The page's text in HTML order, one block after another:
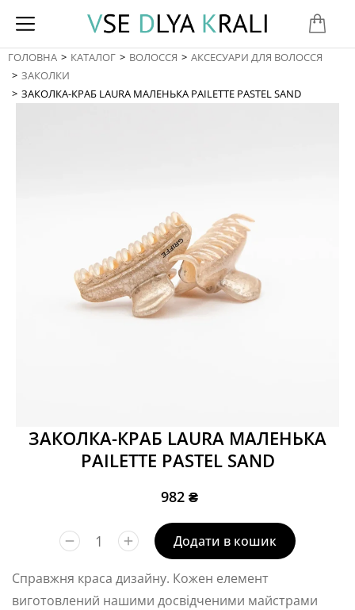
You are here:
ГОЛОВНА КАТАЛОГ ВОЛОССЯ
АКСЕСУАРИ ДЛЯ ВОЛОССЯ
ЗАКОЛКИ
ЗАКОЛКА-КРАБ LAURA МАЛЕНЬКА PAILETTE PASTEL SAND
ЗАКОЛКА-КРАБ LAURA МАЛЕНЬКА
PAILETTE PASTEL SAND
982 ₴
Додати в кошик
Справжня краса дизайну. Кожен елемент
виготовлений нашими досвідченими майстрами